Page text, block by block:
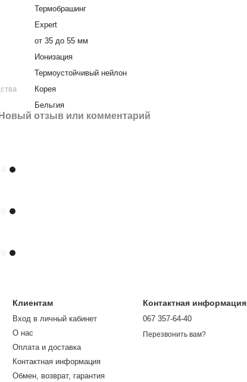
Термобрашинг
Expert
от 35 до 55 мм
Ионизация
Термоустойчивый нейлон
Корея
Бельгия
Новый отзыв или комментарий
Клиентам
Вход в личный кабинет
О нас
Оплата и доставка
Контактная информация
Обмен, возврат, гарантия
Контактная информация
067 357-64-40
Перезвонить вам?